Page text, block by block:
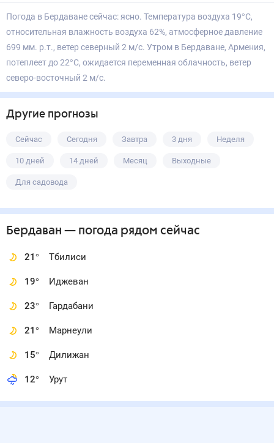
Погода в Бердаване сейчас: ясно. Температура воздуха 19°С,
относительная влажность воздуха 62%, атмосферное давление
699 мм. р.т., ветер северный 2 м/с. Утром в Бердаване, Армения,
потеплеет до 22°С, ожидается переменная облачность, ветер
северо-восточный 2 м/с.
Другие прогнозы
Сейчас Сегодня Завтра 3 дня Неделя
10 дней 14 дней Месяц Выходные
Для садовода
Бердаван — погода рядом сейчас
21° Тбилиси
19° Иджеван
23° Гардабани
21° Марнеули
15° Дилижан
12° Урут